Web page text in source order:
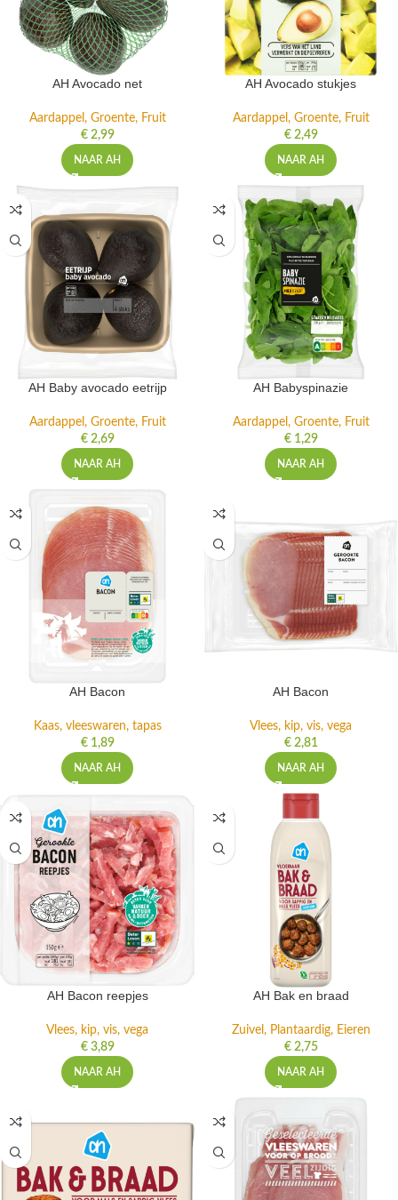
AH Avocado net
Aardappel, Groente, Fruit
€2,99
NAAR AH
AH Avocado stukjes
Aardappel, Groente, Fruit
€2,49
NAAR AH
AH Baby avocado eetrijp
Aardappel, Groente, Fruit
€2,69
NAAR AH
AH Babyspinazie
Aardappel, Groente, Fruit
€1,29
NAAR AH
AH Bacon
Kaas, vleeswaren, tapas
€1,89
NAAR AH
AH Bacon
Vlees, kip, vis, vega
€2,81
NAAR AH
AH Bacon reepjes
Vlees, kip, vis, vega
€3,89
NAAR AH
AH Bak en braad
Zuivel, Plantaardig, Eieren
€2,75
NAAR AH